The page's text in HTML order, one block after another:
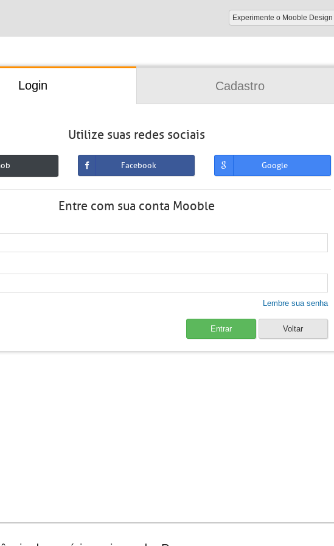
Experimente o Mooble Design
Login Cadastro
Utilize suas redes sociais
Facebook Google
Entre com sua conta Mooble
Lembre sua senha
Entrar Voltar